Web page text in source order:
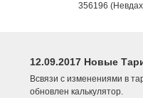
356196
12.09.2017 Новые
Всвязи с изменениями в
обновлен калькулятор.